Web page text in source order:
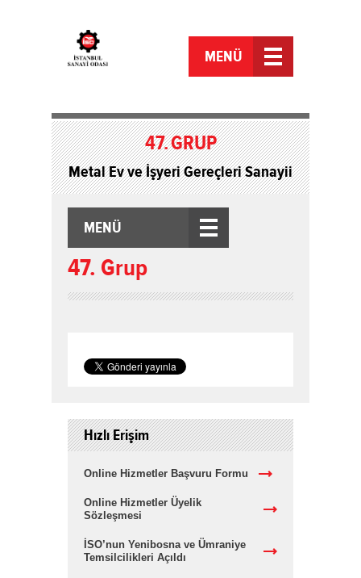
47.GRUP
Metal Ev ve İşyeri Gereçleri Sanayii
MENÜ
MENÜ
47. Grup
Hızlı Erişim
Online Hizmetler Başvuru Formu
Online Hizmetler Üyelik
Sözleşmesi
İSO’nun Yenibosna ve Ümraniye
Temsilcilikleri Açıldı